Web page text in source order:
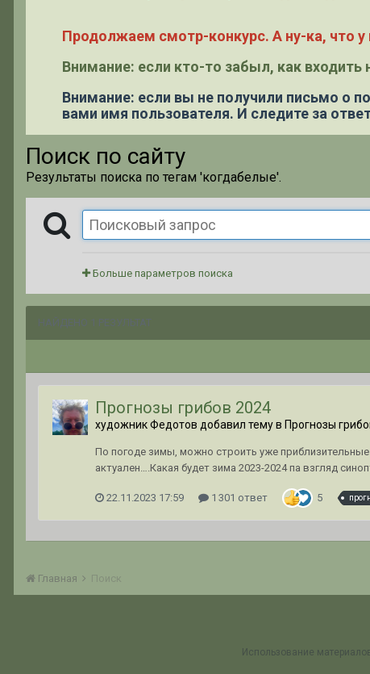
Продолжаем смотр-конкурс. А ну-ка, что у
Внимание: если кто-то забыл, как
Внимание: если вы не получили письмо о
вами имя пользователя. И следите за
Поиск по сайту
Результаты поиска по тегам 'когдабелые'.
Больше параметров поиска
НАЙДЕНО 1 РЕЗУЛЬТАТ
Прогнозы грибов 2024
художник Федотов добавил тему в Прогнозы
По погоде зимы, можно строить уже
актуален….Какая будет зима 2023-2024 па взгляд
22.11.2023 17:59 1 301 ответ 5
Главная Поиск
Использование